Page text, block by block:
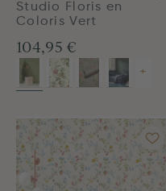
Studio Floris en
Coloris Vert
104,95 €
+